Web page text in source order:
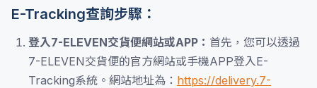
E-Tracking查詢步驟：
登入7-ELEVEN交貨便網站或APP： 首先，您可以透過
7-ELEVEN交貨便的官方網站或手機APP登入E-
Tracking系統。網站地址為： https://delivery.7-